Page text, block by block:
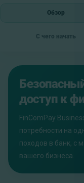
Обзор
С чего начать
доступ к
FinComPay
потребности на
походов в банк, с
вашего бизнеса.